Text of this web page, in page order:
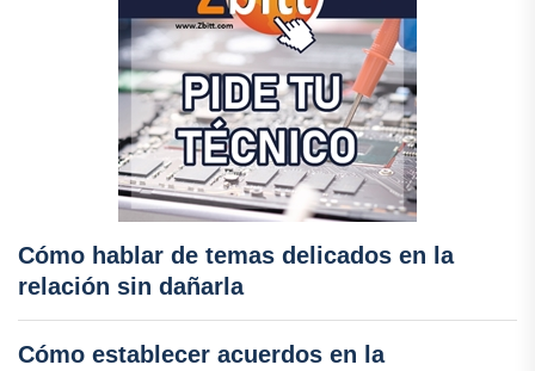
Cómo hablar de temas delicados en la
relación sin dañarla
Cómo establecer acuerdos en la